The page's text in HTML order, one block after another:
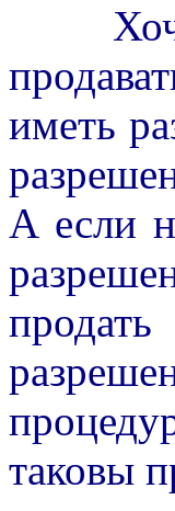
Хочу
иметь
А если
таковы